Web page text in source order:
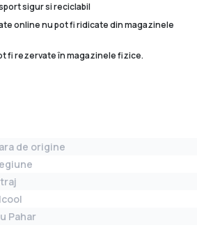
sigur si reciclabil
online nu pot fi ridicate din magazinele
fi rezervate în magazinele fizice.
de origine
Pahar